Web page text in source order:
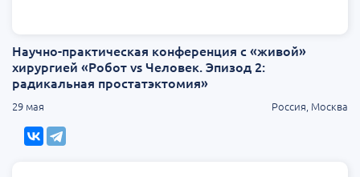
Научно-практическая конференция с «живой»
хирургией «Робот vs Человек. Эпизод 2:
радикальная простатэктомия»
29 мая Россия, Москва